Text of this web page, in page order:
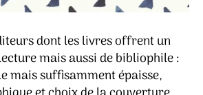
dont les livres offrent un
mais aussi de bibliophile :
mais suffisamment épaisse,